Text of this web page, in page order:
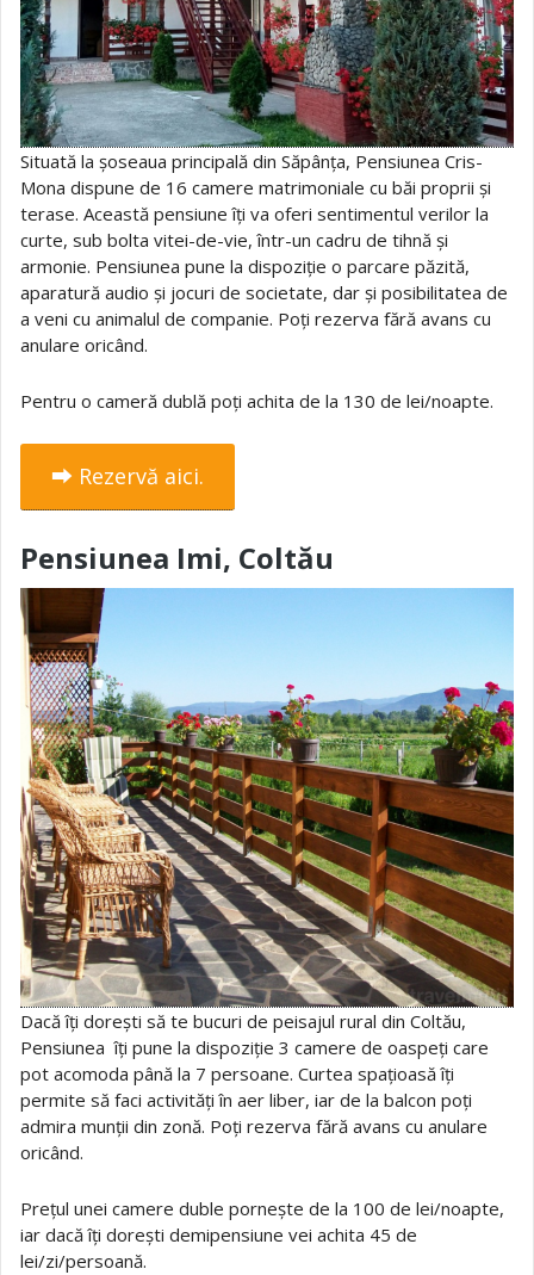
Situată la șoseaua principală din Săpânța, Pensiunea Cris-
Mona dispune de 16 camere matrimoniale cu băi proprii și
terase. Această pensiune îți va oferi sentimentul verilor la
curte, sub bolta vitei-de-vie, într-un cadru de tihnă și
armonie. Pensiunea pune la dispoziție o parcare păzită,
aparatură audio și jocuri de societate, dar și posibilitatea de
a veni cu animalul de companie. Poți rezerva fără avans cu
anulare oricând.
Pentru o cameră dublă poți achita de la 130 de lei/noapte.
⮕ Rezervă aici.
Pensiunea Imi, Coltău
Dacă îți dorești să te bucuri de peisajul rural din Coltău,
Pensiunea îți pune la dispoziție 3 camere de oaspeți care
pot acomoda până la 7 persoane. Curtea spațioasă îți
permite să faci activități în aer liber, iar de la balcon poți
admira munții din zonă. Poți rezerva fără avans cu anulare
oricând.
Prețul unei camere duble pornește de la 100 de lei/noapte,
iar dacă îți dorești demipensiune vei achita 45 de
lei/zi/persoană.